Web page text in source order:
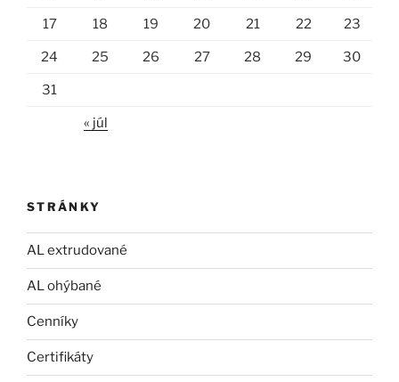
17 18 19 20 21 22 23
24 25 26 27 28 29 30
31
« júl
STRÁNKY
AL extrudované
AL ohýbané
Cenníky
Certifikáty